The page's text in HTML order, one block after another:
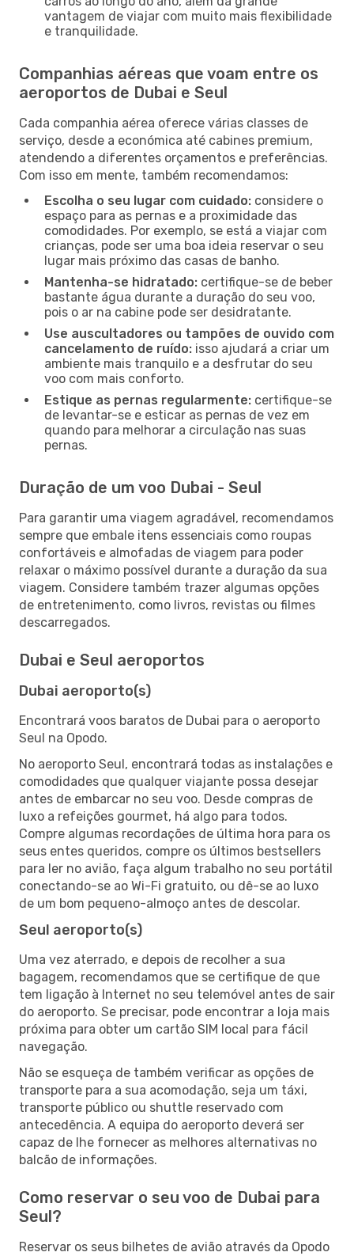
vantagem de viajar com muito mais flexibilidade
e tranquilidade.
Companhias aéreas que voam entre os
aeroportos de Dubai e Seul
Cada companhia aérea oferece várias classes de
serviço, desde a económica até cabines premium,
atendendo a diferentes orçamentos e preferências.
Com isso em mente, também recomendamos:
Escolha o seu lugar com cuidado: considere o
espaço para as pernas e a proximidade das
comodidades. Por exemplo, se está a viajar com
crianças, pode ser uma boa ideia reservar o seu
lugar mais próximo das casas de banho.
Mantenha-se hidratado: certifique-se de beber
bastante água durante a duração do seu voo,
pois o ar na cabine pode ser desidratante.
Use auscultadores ou tampões de ouvido com
cancelamento de ruído: isso ajudará a criar um
ambiente mais tranquilo e a desfrutar do seu
voo com mais conforto.
Estique as pernas regularmente: certifique-se
de levantar-se e esticar as pernas de vez em
quando para melhorar a circulação nas suas
pernas.
Duração de um voo Dubai - Seul
Para garantir uma viagem agradável, recomendamos
sempre que embale itens essenciais como roupas
confortáveis e almofadas de viagem para poder
relaxar o máximo possível durante a duração da sua
viagem. Considere também trazer algumas opções
de entretenimento, como livros, revistas ou filmes
descarregados.
Dubai e Seul aeroportos
Dubai aeroporto(s)
Encontrará voos baratos de Dubai para o aeroporto
Seul na Opodo.
No aeroporto Seul, encontrará todas as instalações e
comodidades que qualquer viajante possa desejar
antes de embarcar no seu voo. Desde compras de
luxo a refeições gourmet, há algo para todos.
Compre algumas recordações de última hora para os
seus entes queridos, compre os últimos bestsellers
para ler no avião, faça algum trabalho no seu portátil
conectando-se ao Wi-Fi gratuito, ou dê-se ao luxo
de um bom pequeno-almoço antes de descolar.
Seul aeroporto(s)
Uma vez aterrado, e depois de recolher a sua
bagagem, recomendamos que se certifique de que
tem ligação à Internet no seu telemóvel antes de sair
do aeroporto. Se precisar, pode encontrar a loja mais
próxima para obter um cartão SIM local para fácil
navegação.
Não se esqueça de também verificar as opções de
transporte para a sua acomodação, seja um táxi,
transporte público ou shuttle reservado com
antecedência. A equipa do aeroporto deverá ser
capaz de lhe fornecer as melhores alternativas no
balcão de informações.
Como reservar o seu voo de Dubai para
Seul?
Reservar os seus bilhetes de avião através da Opodo